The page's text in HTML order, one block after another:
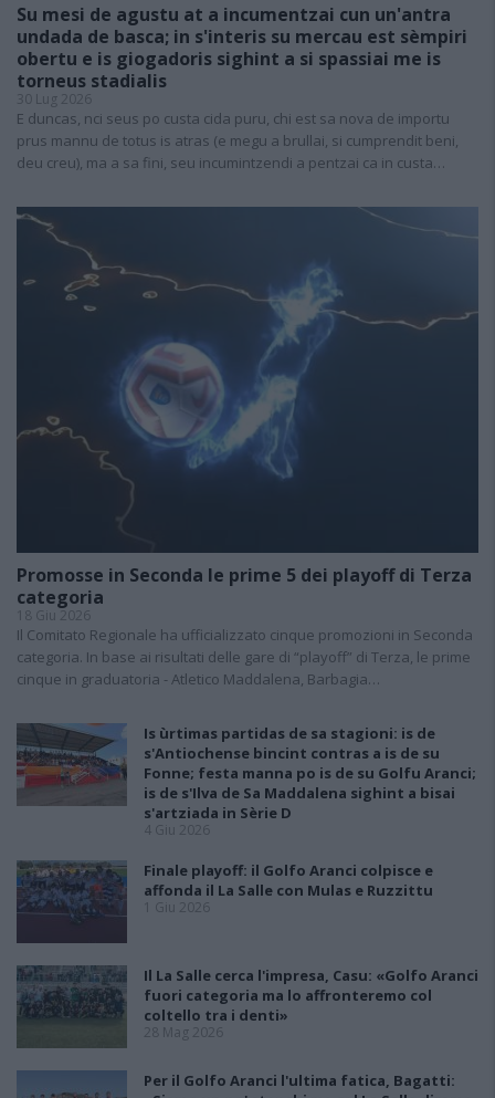
Su mesi de agustu at a incumentzai cun un'antra
undada de basca; in s'interis su mercau est sèmpiri
obertu e is giogadoris sighint a si spassiai me is
torneus stadialis
30 Lug 2026
E duncas, nci seus po custa cida puru, chi est sa nova de importu
prus mannu de totus is atras (e megu a brullai, si cumprendit beni,
deu creu), ma a sa fini, seu incumintzendi a pentzai ca in custa…
Promosse in Seconda le prime 5 dei playoff di Terza
categoria
18 Giu 2026
Il Comitato Regionale ha ufficializzato cinque promozioni in Seconda
categoria. In base ai risultati delle gare di “playoff” di Terza, le prime
cinque in graduatoria - Atletico Maddalena, Barbagia…
Is ùrtimas partidas de sa stagioni: is de
s'Antiochense bincint contras a is de su
Fonne; festa manna po is de su Golfu Aranci;
is de s'Ilva de Sa Maddalena sighint a bisai
s'artziada in Sèrie D
4 Giu 2026
Finale playoff: il Golfo Aranci colpisce e
affonda il La Salle con Mulas e Ruzzittu
1 Giu 2026
Il La Salle cerca l'impresa, Casu: «Golfo Aranci
fuori categoria ma lo affronteremo col
coltello tra i denti»
28 Mag 2026
Per il Golfo Aranci l'ultima fatica, Bagatti: